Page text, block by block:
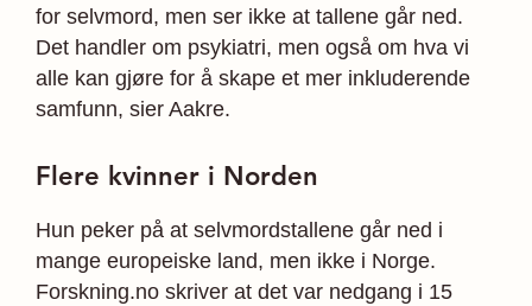
for selvmord, men ser ikke at tallene går ned.
Det handler om psykiatri, men også om hva vi
alle kan gjøre for å skape et mer inkluderende
samfunn, sier Aakre.
Flere kvinner i Norden
Hun peker på at selvmordstallene går ned i
mange europeiske land, men ikke i Norge.
Forskning.no skriver at det var nedgang i 15